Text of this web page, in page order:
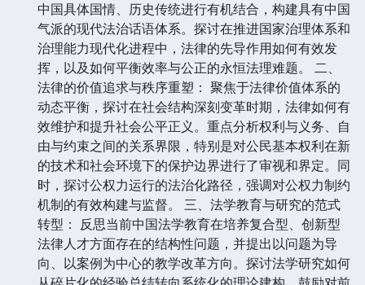
中国具体国情、历史传统进行有机结合，构建具有中国
气派的现代法治话语体系。探讨在推进国家治理体系和
治理能力现代化进程中，法律的先导作用如何有效发
挥，以及如何平衡效率与公正的永恒法理难题。 二、
法律的价值追求与秩序重塑： 聚焦于法律价值体系的
动态平衡，探讨在社会结构深刻变革时期，法律如何有
效维护和提升社会公平正义。重点分析权利与义务、自
由与约束之间的关系界限，特别是对公民基本权利在新
的技术和社会环境下的保护边界进行了审视和界定。同
时，探讨公权力运行的法治化路径，强调对公权力制约
机制的有效构建与监督。 三、法学教育与研究的范式
转型： 反思当前中国法学教育在培养复合型、创新型
法律人才方面存在的结构性问题，并提出以问题为导
向、以案例为中心的教学改革方向。探讨法学研究如何